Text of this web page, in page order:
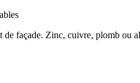
façade. Zinc, cuivre, plomb ou